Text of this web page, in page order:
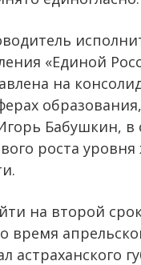
«Единой
на
Бабушкин,
роста
на второй
время
астраханского